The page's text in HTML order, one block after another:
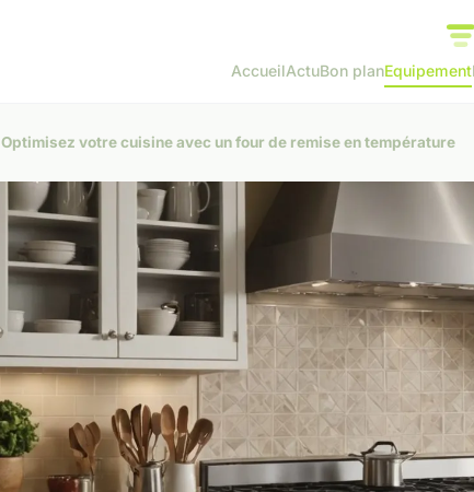
AccueilActuBon planEquipement
Optimisez votre cuisine avec un four de remise en température